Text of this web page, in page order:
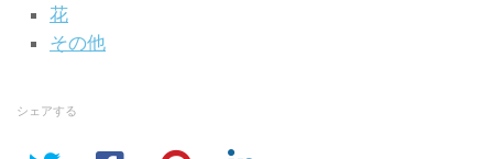
花
その他
シェアする